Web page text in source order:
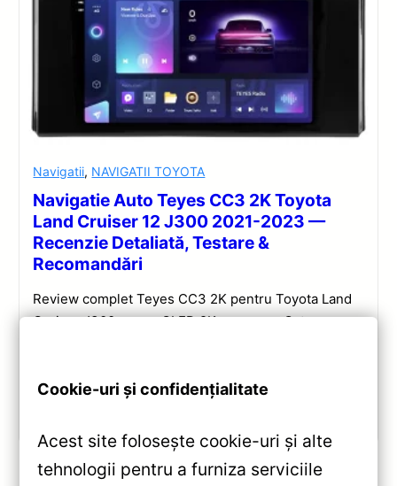
Navigatii, NAVIGATII TOYOTA
Navigatie Auto Teyes CC3 2K Toyota
Land Cruiser 12 J300 2021-2023 —
Recenzie Detaliată, Testare &
Recomandări
Review complet Teyes CC3 2K pentru Toyota Land
Cruiser J300: ecran QLED 2K, procesor Octa-core
Cookie-uri și confidențialitate
Acest site folosește cookie-uri și alte
tehnologii pentru a furniza serviciile